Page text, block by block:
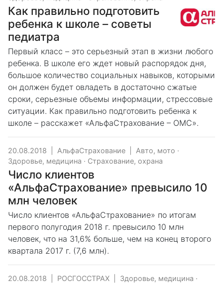
Как правильно подготовить
ребенка к школе – советы
педиатра
Первый класс – это серьезный этап в жизни любого
ребенка. В школе его ждет новый распорядок дня,
большое количество социальных навыков, которыми
он должен будет овладеть в достаточно сжатые
сроки, серьезные объемы информации, стрессовые
ситуации. Как правильно подготовить ребенка к
школе – расскажет «АльфаСтрахование – ОМС».
20.08.2018 АльфаСтрахование Авто, мото ·
Здоровье, медицина · Страхование, охрана
Число клиентов
«АльфаСтрахование» превысило 10
млн человек
Число клиентов «АльфаСтрахование» по итогам
первого полугодия 2018 г. превысило 10 млн
человек, что на 31,6% больше, чем на конец второго
квартала 2017 г. (7,6 млн).
20.08.2018 РОСГОССТРАХ Здоровье, медицина ·